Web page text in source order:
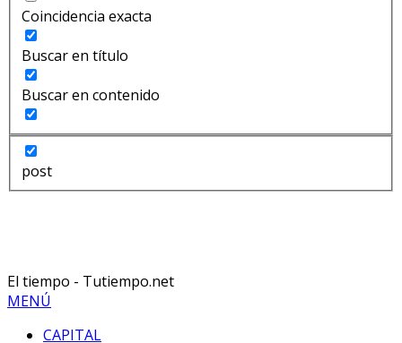
Coincidencia exacta
Buscar en título
Buscar en contenido
post
El tiempo - Tutiempo.net
MENÚ
CAPITAL